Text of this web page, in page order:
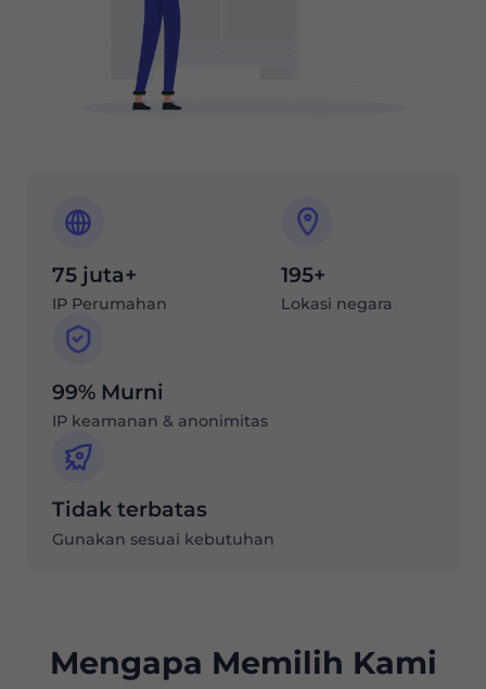
75 juta+
IP Perumahan
195+
Lokasi negara
99% Murni
IP keamanan & anonimitas
Tidak terbatas
Gunakan sesuai kebutuhan
Mengapa Memilih Kami